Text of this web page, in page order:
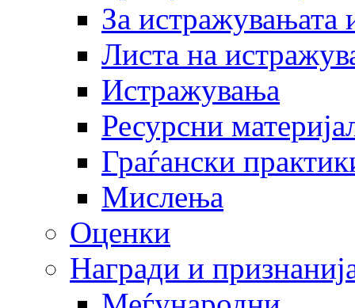
За истражувањата
Листа на
Истражувања
Ресурсни
Граѓански
Мислења
Оценки
Награди и